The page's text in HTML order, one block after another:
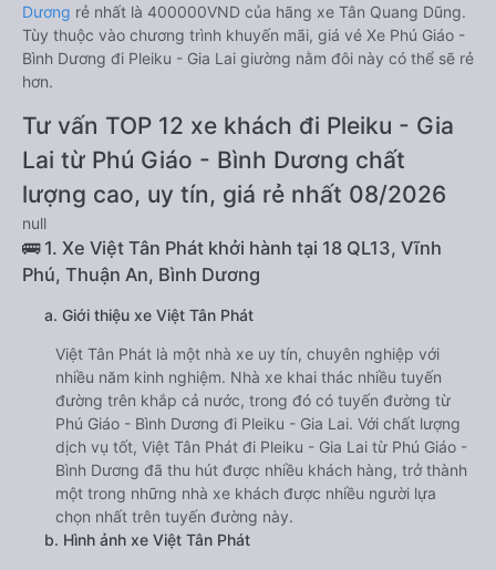
Dương rẻ nhất là 400000VND của hãng xe Tân Quang Dũng.
Tùy thuộc vào chương trình khuyến mãi, giá vé Xe Phú Giáo -
Bình Dương đi Pleiku - Gia Lai giường nằm đôi này có thể sẽ rẻ
hơn.
Tư vấn TOP 12 xe khách đi Pleiku - Gia
Lai từ Phú Giáo - Bình Dương chất
lượng cao, uy tín, giá rẻ nhất 08/2026
null
🚌 1. Xe Việt Tân Phát khởi hành tại 18 QL13, Vĩnh
Phú, Thuận An, Bình Dương
a. Giới thiệu xe Việt Tân Phát
Việt Tân Phát là một nhà xe uy tín, chuyên nghiệp với
nhiều năm kinh nghiệm. Nhà xe khai thác nhiều tuyến
đường trên khắp cả nước, trong đó có tuyến đường từ
Phú Giáo - Bình Dương đi Pleiku - Gia Lai. Với chất lượng
dịch vụ tốt, Việt Tân Phát đi Pleiku - Gia Lai từ Phú Giáo -
Bình Dương đã thu hút được nhiều khách hàng, trở thành
một trong những nhà xe khách được nhiều người lựa
chọn nhất trên tuyến đường này.
b. Hình ảnh xe Việt Tân Phát